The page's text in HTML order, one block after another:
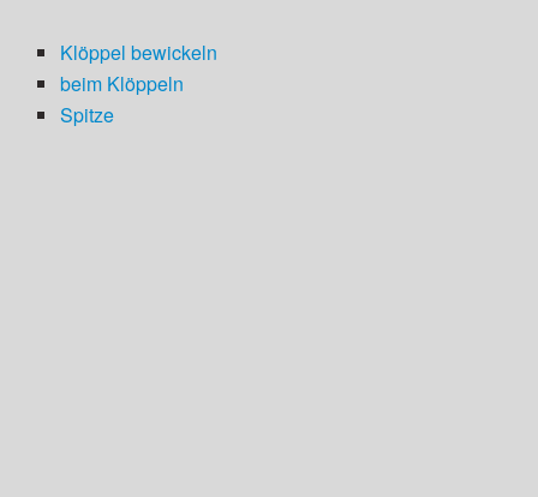
Klöppel bewickeln
beim Klöppeln
Spitze